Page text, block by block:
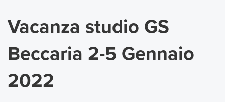
Vacanza studio GS
Beccaria 2-5 Gennaio
2022